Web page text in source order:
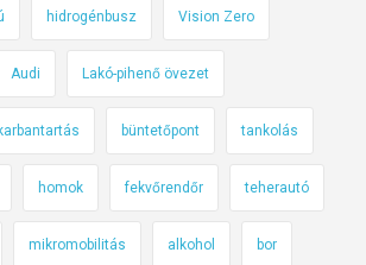
hidrogénbusz Vision Zero
Audi Lakó-pihenő övezet
karbantartás büntetőpont tankolás
homok fekvőrendőr teherautó
mikromobilitás alkohol bor